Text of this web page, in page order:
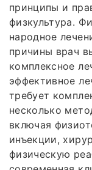
принципы и
физкультура.
народное
причины врач
комплексное
эффективное
требует
несколько
включая
инъекции,
физическую